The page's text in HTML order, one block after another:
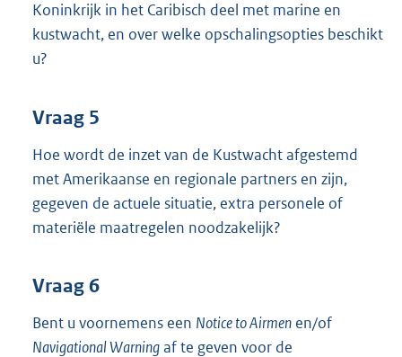
Koninkrijk in het Caribisch deel met marine en
kustwacht, en over welke opschalingsopties beschikt
u?
Vraag 5
Hoe wordt de inzet van de Kustwacht afgestemd
met Amerikaanse en regionale partners en zijn,
gegeven de actuele situatie, extra personele of
materiële maatregelen noodzakelijk?
Vraag 6
Bent u voornemens een Notice to Airmen en/of
Navigational Warningaf te geven voor de